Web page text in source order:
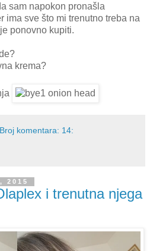
sam napokon pronašla
ima sve što mi trenutno treba na
ponovno kupiti.
krema?
Broj komentara: 14:
2015
i trenutna njega